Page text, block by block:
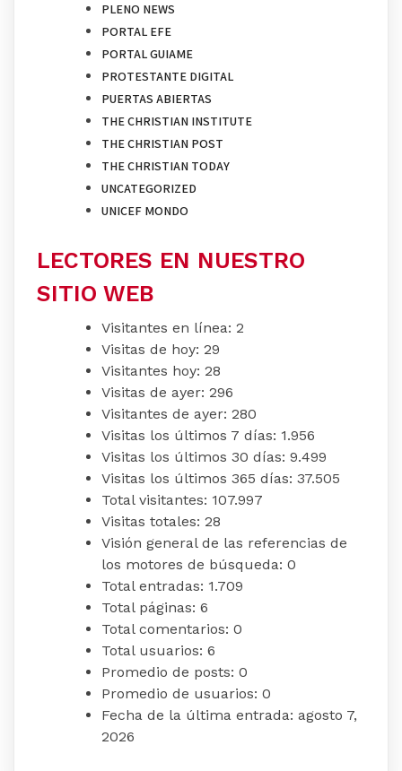
PLENO NEWS
PORTAL EFE
PORTAL GUIAME
PROTESTANTE DIGITAL
PUERTAS ABIERTAS
THE CHRISTIAN INSTITUTE
THE CHRISTIAN POST
THE CHRISTIAN TODAY
UNCATEGORIZED
UNICEF MONDO
LECTORES EN NUESTRO
SITIO WEB
Visitantes en línea: 2
Visitas de hoy: 29
Visitantes hoy: 28
Visitas de ayer: 296
Visitantes de ayer: 280
Visitas los últimos 7 días: 1.956
Visitas los últimos 30 días: 9.499
Visitas los últimos 365 días: 37.505
Total visitantes: 107.997
Visitas totales: 28
Visión general de las referencias de
los motores de búsqueda: 0
Total entradas: 1.709
Total páginas: 6
Total comentarios: 0
Total usuarios: 6
Promedio de posts: 0
Promedio de usuarios: 0
Fecha de la última entrada: agosto 7,
2026